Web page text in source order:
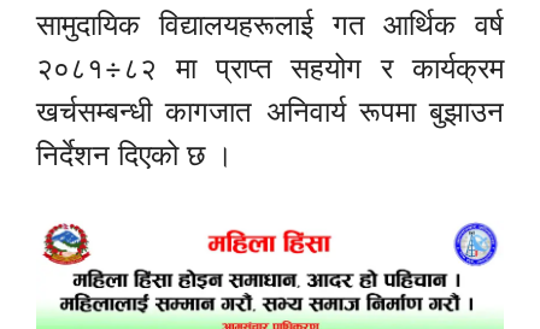
सामुदायिक विद्यालयहरूलाई गत आर्थिक वर्ष
२०८१÷८२ मा प्राप्त सहयोग र कार्यक्रम
खर्चसम्बन्धी कागजात अनिवार्य रूपमा बुझाउन
निर्देशन दिएको छ ।